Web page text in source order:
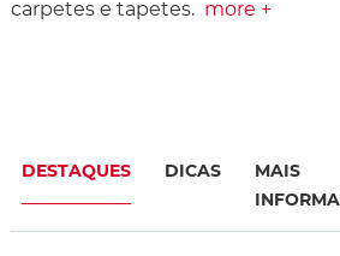
carpetes e tapetes. more +
DESTAQUES DICAS
MAIS